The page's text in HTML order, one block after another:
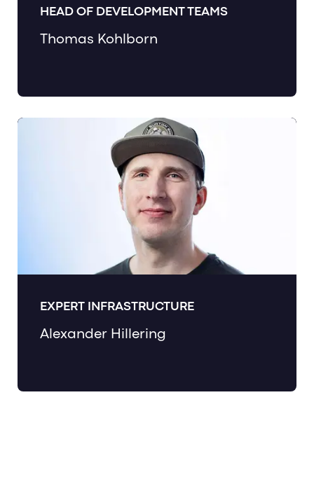
HEAD OF DEVELOPMENT TEAMS
Thomas Kohlborn
EXPERT INFRASTRUCTURE
Alexander Hillering